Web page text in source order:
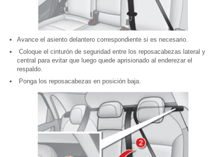
Avance el asiento delantero correspondiente si es necesario.
Coloque el cinturón de seguridad entre los reposacabezas lateral y
central para evitar que luego quede aprisionado al enderezar el
respaldo.
Ponga los reposacabezas en posición baja.